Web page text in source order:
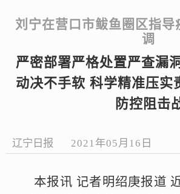
刘宁在营口市鲅鱼圈区指
调
严密部署严格处置严查漏
动决不手软 科学精准压实
防控阻击
辽宁日报 2021年05月16日
本报讯 记者明绍庚报道